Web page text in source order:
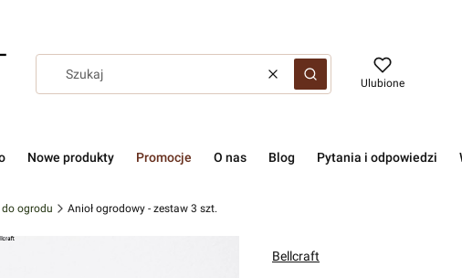
WyczyśćSzukaj Ulubione
Nowe produkty Promocje O nas Blog Pytania i odpowiedzi
ogrodu Anioł ogrodowy - zestaw 3 szt.
Bellcraft